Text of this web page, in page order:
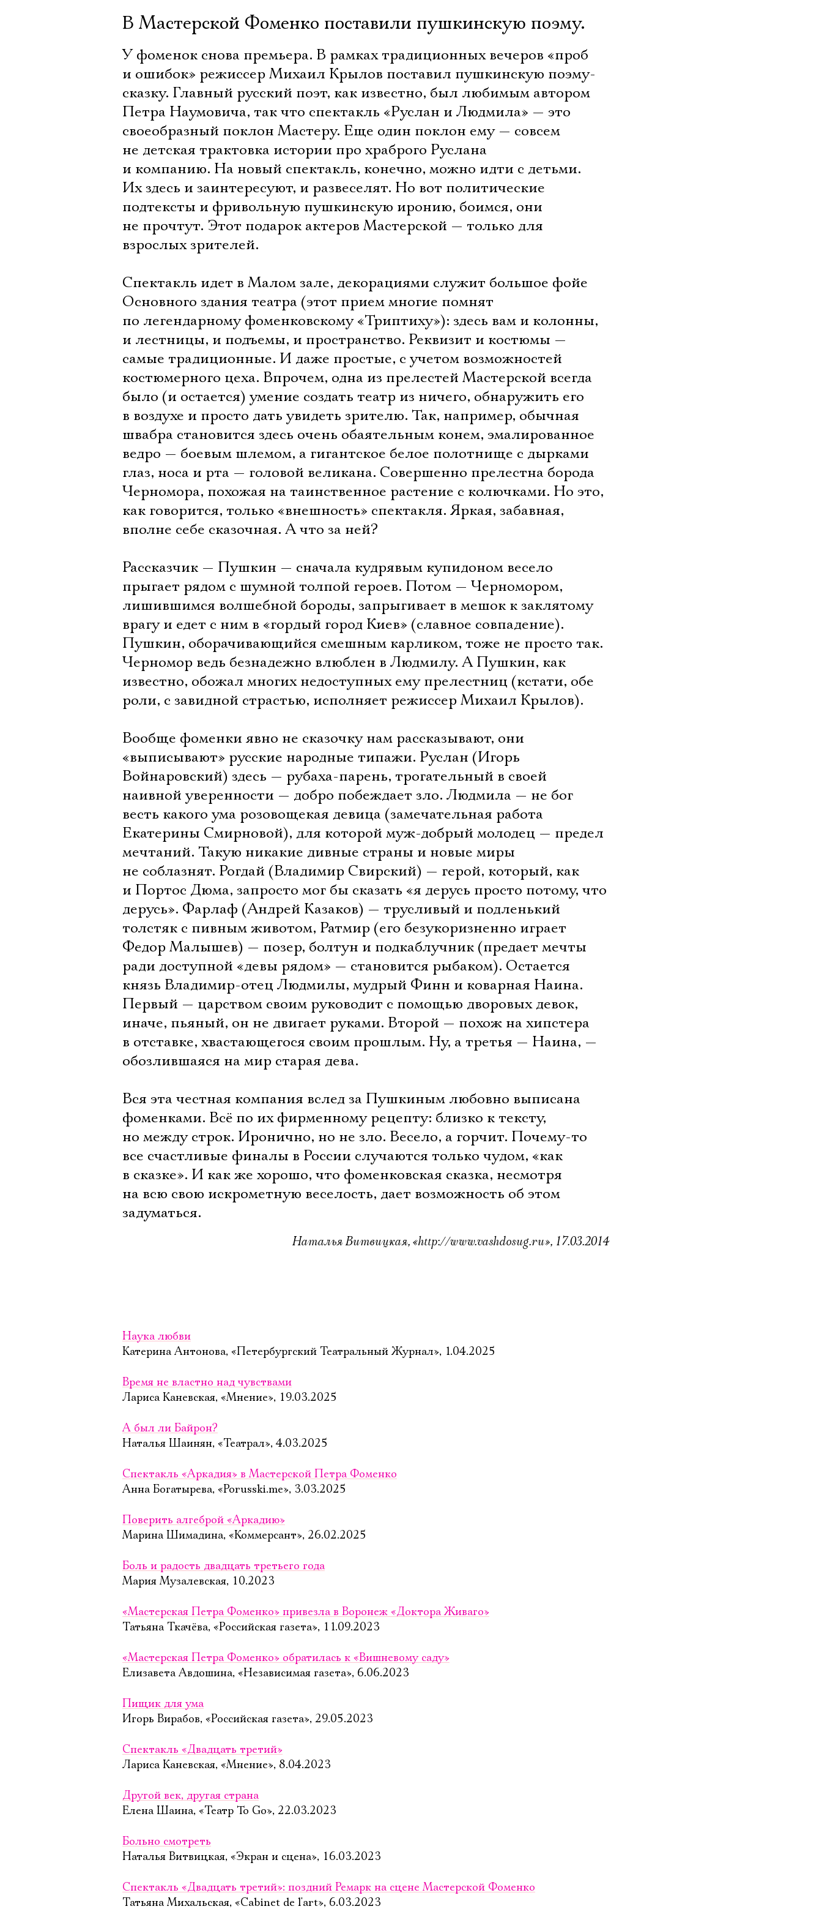
В Мастерской Фоменко поставили пушкинскую поэму.
У фоменок снова премьера. В рамках традиционных вечеров «проб
и ошибок» режиссер Михаил Крылов поставил пушкинскую поэму-
сказку. Главный русский поэт, как известно, был любимым автором
Петра Наумовича, так что спектакль «Руслан и Людмила» — это
своеобразный поклон Мастеру. Еще один поклон ему — совсем
не детская трактовка истории про храброго Руслана
и компанию. На новый спектакль, конечно, можно идти с детьми.
Их здесь и заинтересуют, и развеселят. Но вот политические
подтексты и фривольную пушкинскую иронию, боимся, они
не прочтут. Этот подарок актеров Мастерской — только для
взрослых зрителей.
Спектакль идет в Малом зале, декорациями служит большое фойе
Основного здания театра (этот прием многие помнят
по легендарному фоменковскому «Триптиху»): здесь вам и колонны,
и лестницы, и подъемы, и пространство. Реквизит и костюмы —
самые традиционные. И даже простые, с учетом возможностей
костюмерного цеха. Впрочем, одна из прелестей Мастерской всегда
было (и остается) умение создать театр из ничего, обнаружить его
в воздухе и просто дать увидеть зрителю. Так, например, обычная
швабра становится здесь очень обаятельным конем, эмалированное
ведро — боевым шлемом, а гигантское белое полотнище с дырками
глаз, носа и рта — головой великана. Совершенно прелестна борода
Черномора, похожая на таинственное растение с колючками. Но это,
как говорится, только «внешность» спектакля. Яркая, забавная,
вполне себе сказочная. А что за ней?
Рассказчик — Пушкин — сначала кудрявым купидоном весело
прыгает рядом с шумной толпой героев. Потом — Черномором,
лишившимся волшебной бороды, запрыгивает в мешок к заклятому
врагу и едет с ним в «гордый город Киев» (славное совпадение).
Пушкин, оборачивающийся смешным карликом, тоже не просто так.
Черномор ведь безнадежно влюблен в Людмилу. А Пушкин, как
известно, обожал многих недоступных ему прелестниц (кстати, обе
роли, с завидной страстью, исполняет режиссер Михаил Крылов).
Вообще фоменки явно не сказочку нам рассказывают, они
«выписывают» русские народные типажи. Руслан (Игорь
Войнаровский) здесь — рубаха-парень, трогательный в своей
наивной уверенности — добро побеждает зло. Людмила — не бог
весть какого ума розовощекая девица (замечательная работа
Екатерины Смирновой), для которой муж-добрый молодец — предел
мечтаний. Такую никакие дивные страны и новые миры
не соблазнят. Рогдай (Владимир Свирский) — герой, который, как
и Портос Дюма, запросто мог бы сказать «я дерусь просто потому, что
дерусь». Фарлаф (Андрей Казаков) — трусливый и подленький
толстяк с пивным животом, Ратмир (его безукоризненно играет
Федор Малышев) — позер, болтун и подкаблучник (предает мечты
ради доступной «девы рядом» — становится рыбаком). Остается
князь Владимир-отец Людмилы, мудрый Финн и коварная Наина.
Первый — царством своим руководит с помощью дворовых девок,
иначе, пьяный, он не двигает руками. Второй — похож на хипстера
в отставке, хвастающегося своим прошлым. Ну, а третья — Наина, —
обозлившаяся на мир старая дева.
Вся эта честная компания вслед за Пушкиным любовно выписана
фоменками. Всё по их фирменному рецепту: близко к тексту,
но между строк. Иронично, но не зло. Весело, а горчит. Почему-то
все счастливые финалы в России случаются только чудом, «как
в сказке». И как же хорошо, что фоменковская сказка, несмотря
на всю свою искрометную веселость, дает возможность об этом
задуматься.
Наталья Витвицкая, «http://www.vashdosug.ru», 17.03.2014
Наука любви
Катерина Антонова, «Петербургский Театральный Журнал», 1.04.2025
Время не властно над чувствами
Лариса Каневская, «Мнение», 19.03.2025
А был ли Байрон?
Наталья Шаинян, «Театрал», 4.03.2025
Спектакль «Аркадия» в Мастерской Петра Фоменко
Анна Богатырева, «Porusski.me», 3.03.2025
Поверить алгеброй «Аркадию»
Марина Шимадина, «Коммерсант», 26.02.2025
Боль и радость двадцать третьего года
Мария Музалевская, 10.2023
«Мастерская Петра Фоменко» привезла в Воронеж «Доктора Живаго»
Татьяна Ткачёва, «Российская газета», 11.09.2023
«Мастерская Петра Фоменко» обратилась к «Вишневому саду»
Елизавета Авдошина, «Независимая газета», 6.06.2023
Пищик для ума
Игорь Вирабов, «Российская газета», 29.05.2023
Спектакль «Двадцать третий»
Лариса Каневская, «Мнение», 8.04.2023
Другой век, другая страна
Елена Шаина, «Театр To Go», 22.03.2023
Больно смотреть
Наталья Витвицкая, «Экран и сцена», 16.03.2023
Спектакль «Двадцать третий»: поздний Ремарк на сцене Мастерской Фоменко
Татьяна Михальская, «Cabinet de l'art», 6.03.2023
Электропочта
Имя
Ознакомиться